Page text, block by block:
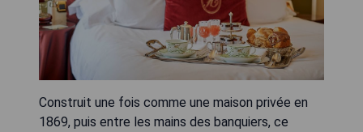
Construit une fois comme une maison privée en
1869, puis entre les mains des banquiers, ce